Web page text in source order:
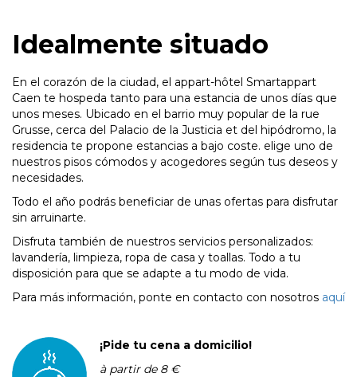
Idealmente situado
En el corazón de la ciudad, el appart-hôtel Smartappart
Caen te hospeda tanto para una estancia de unos días que
unos meses. Ubicado en el barrio muy popular de la rue
Grusse, cerca del Palacio de la Justicia et del hipódromo, la
residencia te propone estancias a bajo coste. elige uno de
nuestros pisos cómodos y acogedores según tus deseos y
necesidades.
Todo el año podrás beneficiar de unas ofertas para disfrutar
sin arruinarte.
Disfruta también de nuestros servicios personalizados:
lavandería, limpieza, ropa de casa y toallas. Todo a tu
disposición para que se adapte a tu modo de vida.
Para más información, ponte en contacto con nosotros aquí
¡Pide tu cena a domicilio!
à partir de 8 €